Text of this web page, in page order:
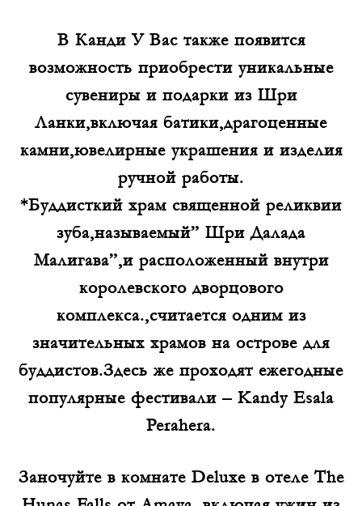
В Канди У Вас также появится
возможность приобрести уникальные
сувениры и подарки из Шри
Ланки,включая батики,драгоценные
камни,ювелирные украшения и изделия
ручной работы.
*Буддисткий храм священной реликвии
зуба,называемый” Шри Далада
Малигава”,и расположенный внутри
королевского дворцового
комплекса.,считается одним из
значительных храмов на острове для
буддистов.Здесь же проходят ежегодные
популярные фестивали – Kandy Esala
Perahera.
Заночуйте в комнате Deluxe в отеле The